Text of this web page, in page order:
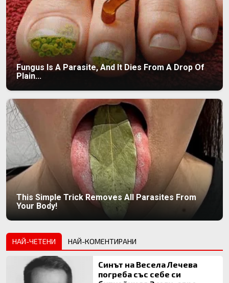
Fungus Is A Parasite, And It Dies From A Drop Of
Plain...
This Simple Trick Removes All Parasites From
Your Body!
НАЙ-ЧЕТЕНИ НАЙ-КОМЕНТИРАНИ
Синът на Весела Лечева
погреба със себе си